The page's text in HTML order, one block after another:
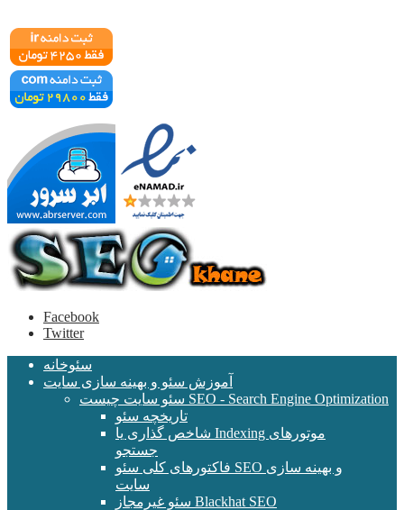
Facebook
Twitter
سئوخانه
آموزش سئو و بهینه سازی سایت
سئو سایت چیست SEO - Search Engine Optimization
تاریخچه سئو
شاخص گذاری یا Indexing موتورهای
جستجو
فاکتورهای کلی سئو SEO و بهینه سازی
سایت
سئو غیرمجاز Blackhat SEO